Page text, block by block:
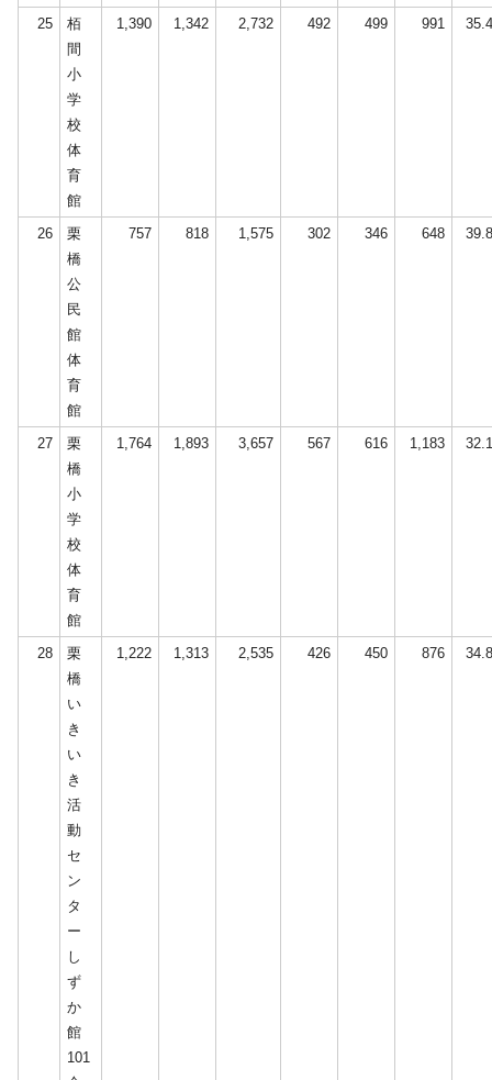
25
栢
間
小
学
校
体
育
館
1,390 1,342 2,732 492 499 991
26
栗
橋
公
民
館
体
育
館
757 818 1,575 302 346 648
27
栗
橋
小
学
校
体
育
館
1,764 1,893 3,657 567 616 1,183
28
栗
橋
い
き
い
き
活
動
セ
ン
タ
ー
し
ず
か
館
101
1,222 1,313 2,535 426 450 876